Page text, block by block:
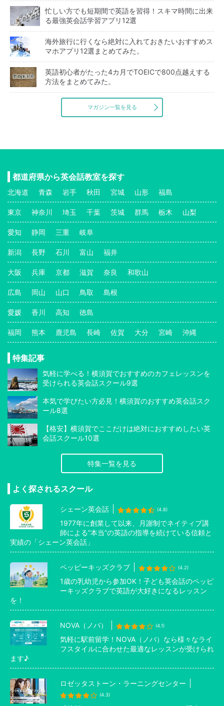
忙しい方でも短期間で英語を習得！スキマ時間に出来
る最強英会話学習アプリ12選
海外旅行に行くなら絶対に入れておきたいおすすめス
マホアプリ12選まとめてみた。
英語初心者がたった4カ月でTOEICで800点越えする
方法をまとめてみた。
マガジン一覧を見る
都道府県から英会話教室を探す
北海道 青森 岩手 秋田 宮城 山形 福島
東京 神奈川 埼玉 千葉 茨城 群馬 栃木 山梨
愛知 静岡 三重 岐阜
新潟 長野 石川 富山 福井
大阪 兵庫 京都 滋賀 奈良 和歌山
広島 岡山 山口 鳥取 島根
愛媛 香川 高知 徳島
福岡 熊本 鹿児島 長崎 佐賀 大分 宮崎 沖縄
特集記事
気軽に学べる！横須賀でおすすめのカフェレッスンを
受けられる英会話スクール9選
本気で学びたい方必見！横須賀のおすすめ英会話スク
ール8選
【格安】横須賀でここだけは絶対におすすめしたい英
会話スクール10選
特集一覧を見る
よく探されるスクール
シェーン英会話 (4.8)
1977年に創業して以来、月謝制でネイティブ講
師による”本当”の英語の指導を続けている信頼と
実績の「シェーン英会話」
ペッピーキッズクラブ (4.2)
1歳の乳幼児から参加OK！子ども英会話のペッピ
ーキッズクラブで英語が大好きになるレッスン
を！
NOVA（ノバ） (4.1)
気軽に駅前留学！NOVA（ノバ）なら様々なライ
フスタイルに合わせた最適なレッスンが受けられ
ます♪
ロゼッタストーン・ラーニングセンター
(4.3)